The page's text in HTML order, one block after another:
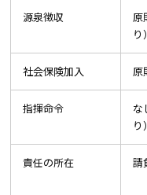
源泉徴収
原
り）
社会保険加入 原
指揮命令
な
り）
責任の所在 請